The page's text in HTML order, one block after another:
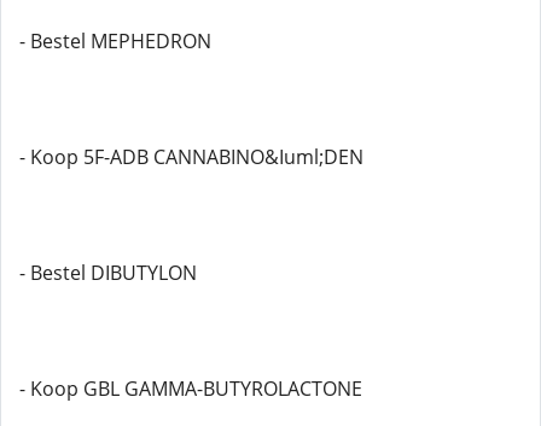
- Bestel MEPHEDRON
- Koop 5F-ADB CANNABINO&Iuml;DEN
- Bestel DIBUTYLON
- Koop GBL GAMMA-BUTYROLACTONE